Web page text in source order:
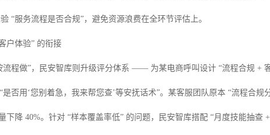
“服务流程是否合规”，避免资源浪费在全环节评估上。
户体验” 的衔接
流程做”，民安智库则升级评分体系 —— 为某电商呼叫设计 “流程合规 +
否用‘您别着急，我来帮您查’等安抚话术”。某客服团队原本 “流程合规
下降 40%。针对 “样本覆盖率低” 的问题，民安智库搭配 “月度技能抽查